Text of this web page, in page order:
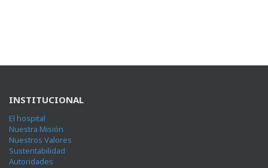
INSTITUCIONAL
El hospital
Nuestra Misión
Nuestros Valores
Sustentabilidad
Autoridades